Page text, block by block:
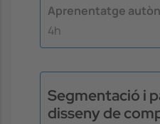
Aprenentatge
4h
Segmentació i
disseny de